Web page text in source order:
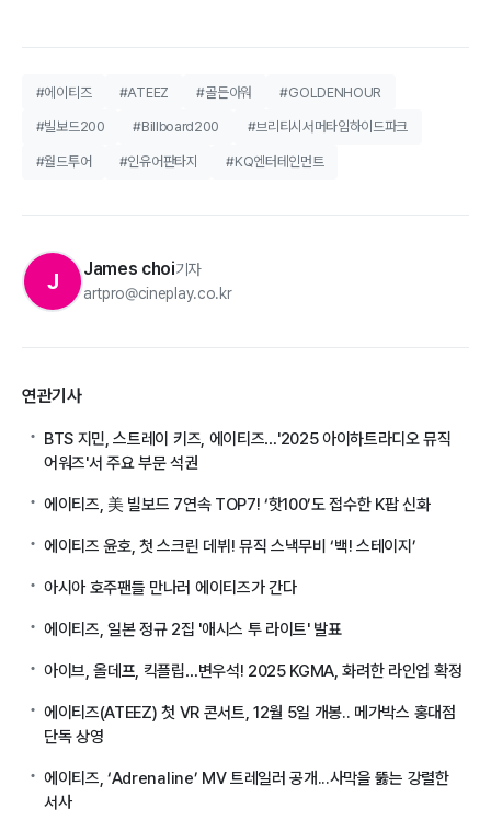
#에이티즈 #ATEEZ #골든아워 #GOLDENHOUR
#빌보드200 #Billboard200 #브리티시서머타임하이드파크
#월드투어 #인유어판타지 #KQ엔터테인먼트
J James choi기자
artpro@cineplay.co.kr
연관기사
BTS 지민, 스트레이 키즈, 에이티즈…'2025 아이하트라디오 뮤직
어워즈'서 주요 부문 석권
에이티즈, 美 빌보드 7연속 TOP7! ‘핫100’도 접수한 K팝 신화
에이티즈 윤호, 첫 스크린 데뷔! 뮤직 스낵무비 ‘백! 스테이지’
아시아 호주팬들 만나러 에이티즈가 간다
에이티즈, 일본 정규 2집 '애시스 투 라이트' 발표
아이브, 올데프, 킥플립…변우석! 2025 KGMA, 화려한 라인업 확정
에이티즈(ATEEZ) 첫 VR 콘서트, 12월 5일 개봉.. 메가박스 홍대점
단독 상영
에이티즈, ‘Adrenaline’ MV 트레일러 공개...사막을 뚫는 강렬한
서사